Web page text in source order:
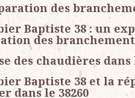
des
Baptiste 38 : un
des
des chaudières
Baptiste 38 et la
dans le 38260